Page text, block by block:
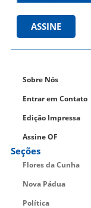
ASSINE
Sobre Nós
Entrar em Contato
Edição Impressa
Assine OF
Seções
Flores da Cunha
Nova Pádua
Política